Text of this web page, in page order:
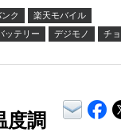
ク
楽天モバイル
ッテリー デジモノ
チ
調